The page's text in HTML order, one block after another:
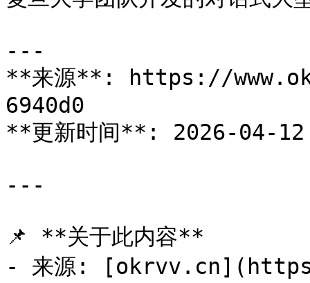
---
**来源**: https://
6940d0
**更新时间**: 2026-04-
---
📌 **关于此内容**
- 来源: